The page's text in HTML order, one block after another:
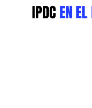
IPDCEN EL